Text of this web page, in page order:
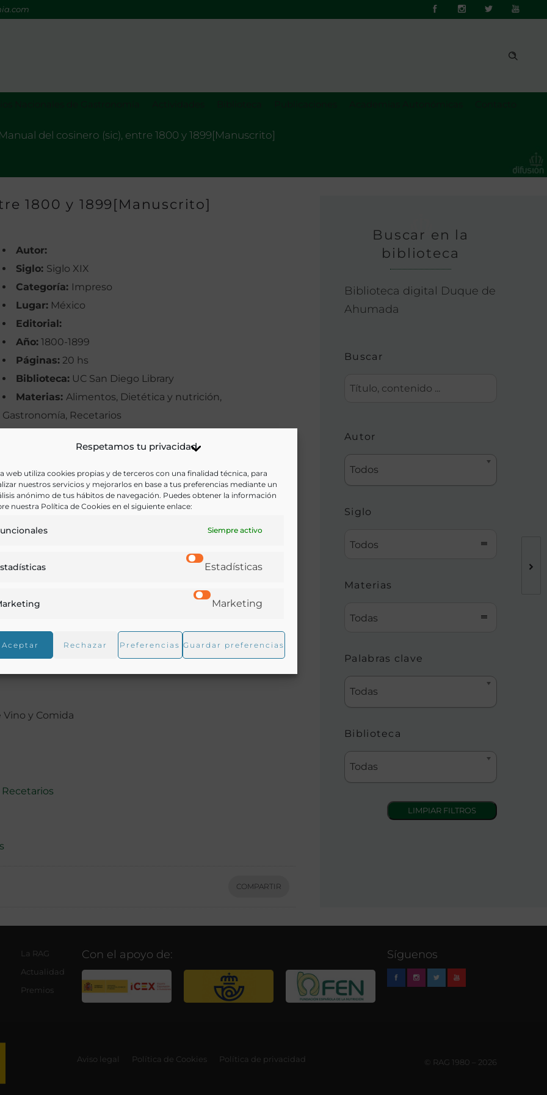
Respetamos tu privacidad
web utiliza cookies propias y de terceros con una finalidad técnica, para
nuestros servicios y mejorarlos en base a tus preferencias mediante un
anónimo de tus hábitos de navegación. Puedes obtener la información
nuestra Política de Cookies en el siguiente enlace:
Siempre activo
Estadísticas
Marketing
Aceptar Rechazar Preferencias Guardar preferencias
Manual del cosinero (sic), entre 1800 y 1899[Manuscrito]
1800 y 1899[Manuscrito]
Autor:
Siglo: Siglo XIX
Categoría: Impreso
Lugar: México
Editorial:
Año: 1800-1899
Páginas: 20 hs
Biblioteca: UC San Diego Library
Materias: Alimentos, Dietética y nutrición,
Gastronomía, Recetarios
Idioma:Colección culinaria del Instituto Americano de
Vino y Comida
gachupina, guisado de pollos, alvondigas fritas, pollos
y Comida
Recetarios
COMPARTIR
Buscar en la
biblioteca
Biblioteca digital Duque de
Ahumada
Buscar
Autor
Todos
Siglo
Todos
Materias
Todas
Palabras clave
Todas
Biblioteca
Todas
La RAG
Actualidad
Premios
Con el apoyo de: Síguenos
Aviso legal Política de Cookies Política de privacidad © RAG 1980 – 2026